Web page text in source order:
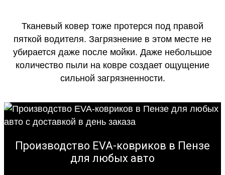
Тканевый ковер тоже протерся под правой
пяткой водителя. Загрязнение в этом месте не
убирается даже после мойки. Даже небольшое
количество пыли на ковре создает ощущение
сильной загрязненности.
Производство EVA-ковриков в Пензе
для любых авто